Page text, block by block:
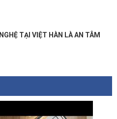
TẠI VIỆT HÀN LÀ AN TÂM